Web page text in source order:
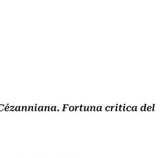
Fortuna critica del